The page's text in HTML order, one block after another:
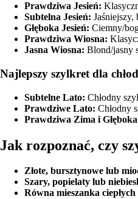
Prawdziwa Jesień:
Subtelna Jesień:
Głęboka Jesień: Ciemny/
Prawdziwa Wiosna:
Jasna Wiosna: Blond/jasny
Najlepszy szylkret dla
Subtelne Lato: Chłodny
Prawdziwe Lato: Chłodny
Prawdziwa Zima i
Jak rozpoznać, czy
Złote, bursztynowe lub
Szary, popielaty lub
Równa mieszanka